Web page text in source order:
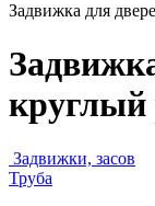
Задвижка для
круглый
Задвижки, засов
Труба